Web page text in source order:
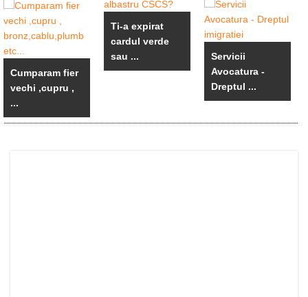
Cumparam fier
vechi ,cupru ,
...
Ti-a expirat
cardul verde
sau ...
Servicii
Avocatura -
Dreptul ...